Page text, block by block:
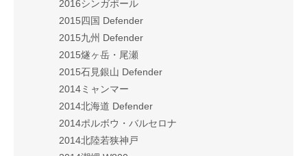
2016シンガポール
2015四国 Defender
2015九州 Defender
2015燧ヶ岳・尾瀬
2015石見銀山 Defender
2014ミャンマー
2014北海道 Defender
2014ポルボウ・バルセロナ
2014北陸若狭神戸